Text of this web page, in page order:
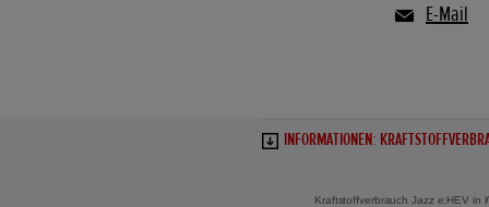
E-Mail
INFORMATIONEN:
Kraftstoffverbrauch Jazz e:HEV in